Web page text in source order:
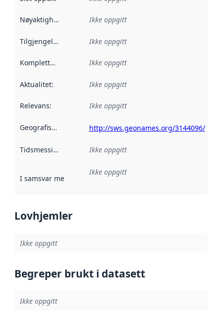
Nøyaktighet Ikke oppgitt
Tilgjengelighet Ikke oppgitt
Kompletthet Ikke oppgitt
Aktualitet: Ikke oppgitt
Relevans: Ikke oppgitt
Geografisk avgrensning :
http://sws.geonames.org/3144096/
Tidsmessig avgrensning :
Ikke oppgitt
I samsvar med Referanse til en implementasjonsregel
Ikke oppgitt
Lovhjemler
Ikke oppgitt
Begreper brukt i datasett
Ikke oppgitt